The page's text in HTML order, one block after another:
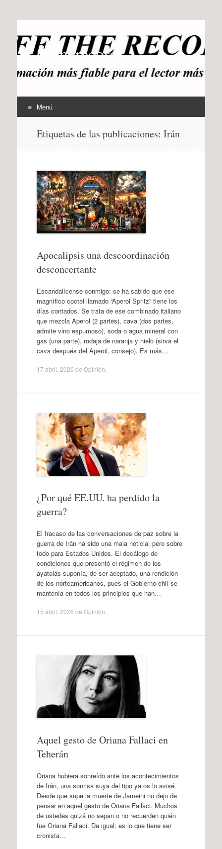
offtherecord
OTR
Menú
Etiquetas de las publicaciones: Irán
Apocalipsis una descoordinación
desconcertante
Escandalícense conmigo: se ha sabido que ese
magnífico coctel llamado “Aperol Spritz” tiene los
días contados. Se trata de ese combinado italiano
que mezcla Aperol (2 partes), cava (dos partes,
admite vino espumoso), soda o agua mineral con
gas (una parte), rodaja de naranja y hielo (sirva el
cava después del Aperol, consejo). Es más…
17 abril, 2026 de Opinión
¿Por qué EE.UU. ha perdido la
guerra?
El fracaso de las conversaciones de paz sobre la
guerra de Irán ha sido una mala noticia, pero sobre
todo para Estados Unidos. El decálogo de
condiciones que presentó el régimen de los
ayatolás suponía, de ser aceptado, una rendición
de los norteamericanos, pues el Gobierno chií se
mantenía en todos los principios que han…
15 abril, 2026 de Opinión
Aquel gesto de Oriana Fallaci en
Teherán
Oriana hubiera sonreído ante los acontecimientos
de Irán, una sonrisa suya del tipo ya os lo avisé.
Desde que supe la muerte de Jameini no dejo de
pensar en aquel gesto de Oriana Fallaci. Muchos
de ustedes quizá no sepan o no recuerden quién
fue Oriana Fallaci. Da igual; es lo que tiene ser
cronista…